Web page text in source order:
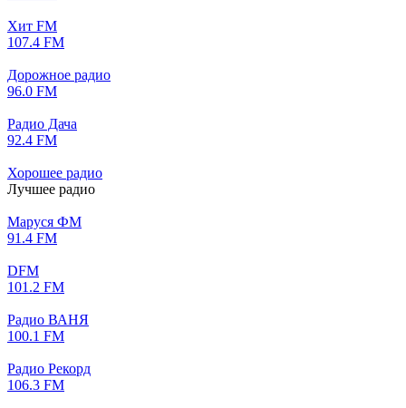
Хит FM
107.4 FM
Дорожное радио
96.0 FM
Радио Дача
92.4 FM
Хорошее радио
Лучшее радио
Маруся ФМ
91.4 FM
DFM
101.2 FM
Радио ВАНЯ
100.1 FM
Радио Рекорд
106.3 FM